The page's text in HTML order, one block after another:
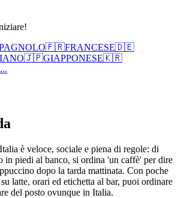
🇫🇷FRANCESE🇩🇪
🇯🇵GIAPPONESE🇰🇷
è veloce, sociale e piena di regole: di
in piedi al banco, si ordina 'un caffè' per dire
dopo la tarda mattinata. Con poche
latte, orari ed etichetta al bar, puoi ordinare
del posto ovunque in Italia.